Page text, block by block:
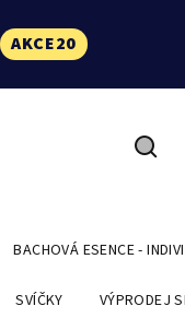
AKCE20
BACHOVÁ ESENCE -
SVÍČKY VÝPRODEJ